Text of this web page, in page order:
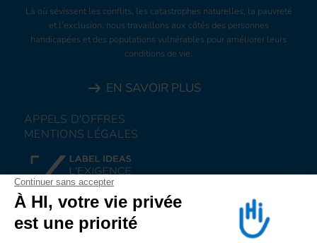
Là où sévissent les conflits, les catastrophes naturelles, la pauvreté
et l’exclusion, nous travaillons aux côtés des personnes
handicapées et des populations vulnérables pour améliorer leurs
conditions de vie.
EN SAVOIR PLUS
APPELS D'OFFRES
MENTIONS LÉGALES
FAIRE UN DON
NOUS REJOINDRE
NOUS ALERTER